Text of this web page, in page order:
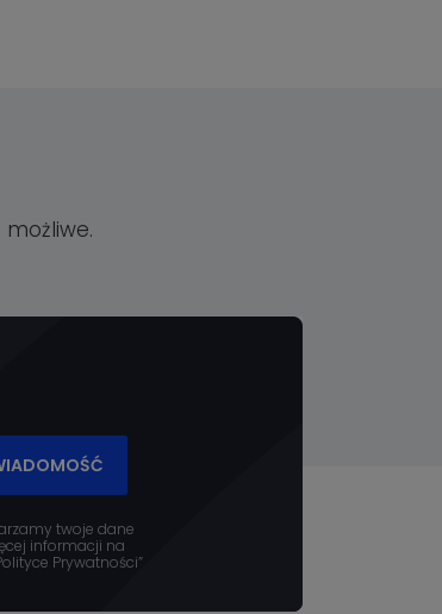
twoje dane
informacji na
Prywatności”